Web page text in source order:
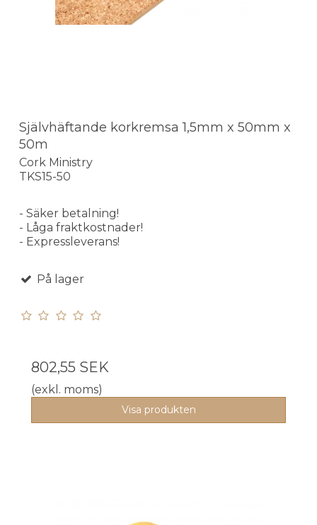
Självhäftande korkremsa 1,5mm x 50mm x
50m
Cork Ministry
TKS15-50
- Säker betalning!
- Låga fraktkostnader!
- Expressleverans!
På lager
802,55 SEK
(exkl. moms)
Visa produkten